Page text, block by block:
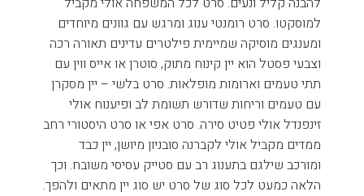
למוסקטו. סרט רומנטי ענוג ומרגש עם גוונים מיוחדים
ומענגים מוסיקה שמיימית פילטרים עדינים תאורה רכה
וצבעי פסטל הוא יין קינוח מתוק, סוטרן או אייס ווין עם
תתי טעמים וארומות מופלאות. סרט בלשי – יין מסקרן
עם טעמים וריחות שדורש תשומת לב ופיענוח אולי
זינפנדל אולי פטיט סירה. סרט אפי או סרט היסטורי רחב
ממדים מקביל אולי לקברנה סובניון מיושן, יין כבד
ומורכב שילגם בתענוג רב עם סטייק עסיסי משובח. וכך
הלאה כמעט לכל סוג של סרט יש סוג יין מתאים ולהפך.